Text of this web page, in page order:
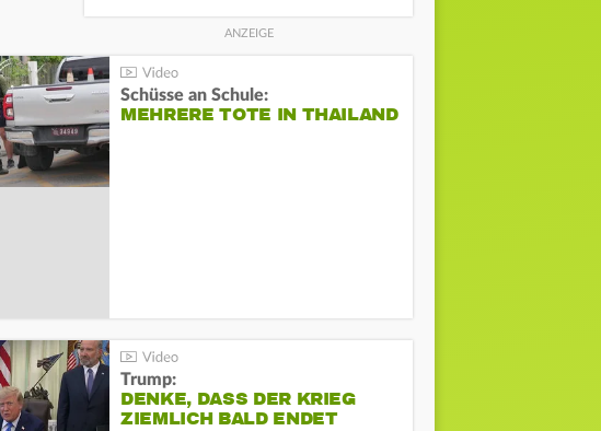
Schüsse an Schule:
MEHRERE TOTE IN THAILAND
Trump:
DENKE, DASS DER KRIEG
ZIEMLICH BALD ENDET